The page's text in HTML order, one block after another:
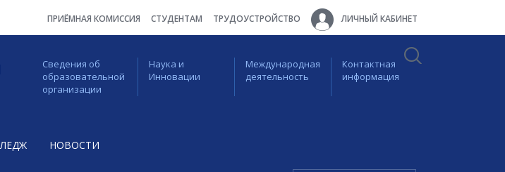
ПРИЁМНАЯ КОМИССИЯ СТУДЕНТАМ ТРУДОУСТРОЙСТВО ЛИЧНЫЙ КАБИНЕТ
Сведения об
образовательной
организации
Наука и
Инновации
Международная
деятельность
Контактная
информация
НОВОСТИ